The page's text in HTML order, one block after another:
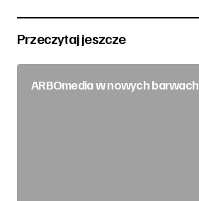
Przeczytaj jeszcze
ARBOmedia w nowych barwach